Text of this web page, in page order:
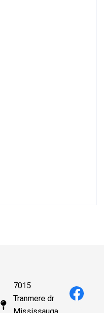
7015
Tranmere dr
Mississauga,